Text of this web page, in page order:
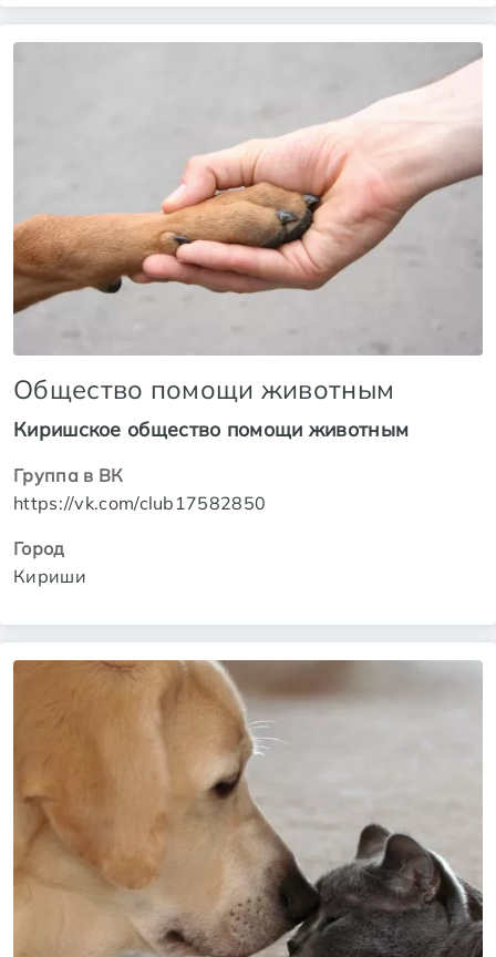
Общество помощи животным
Киришское общество помощи животным
Группа в ВК
https://vk.com/club17582850
Город
Кириши